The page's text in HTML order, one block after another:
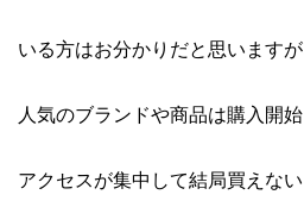
いる方はお分かりだと思いますが
人気のブランドや商品は購入開
アクセスが集中して結局買えない